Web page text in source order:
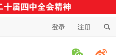
登录 注册